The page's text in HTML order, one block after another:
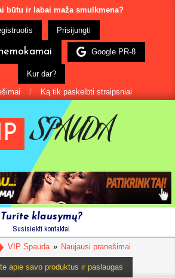
maža smulkmena?
Prisijungti
Google PR-8
Kur dar?
Ką tik paskelbti straipsniai
SPAUDA
Turite klausymų?
Susisiekti kontaktai
VIP Spauda » Naujausi pranešimai
apie savo produktus ir paslaugas